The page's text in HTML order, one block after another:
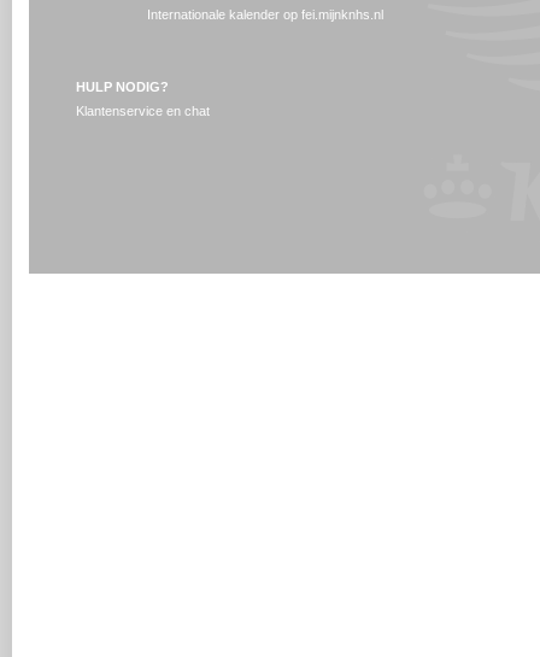
Internationale kalender op fei.mijnknhs.nl
HULP NODIG?
Klantenservice en chat